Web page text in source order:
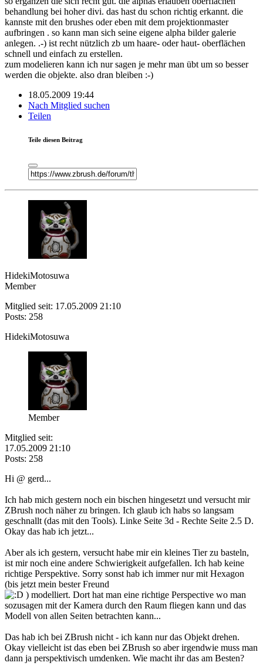
behandlung bei hoher divi. das hast du schon richtig erkannt. die
kannste mit den brushes oder eben mit dem projektionmaster
aufbringen . so kann man sich seine eigene alpha bilder galerie
anlegen. .-) ist recht nützlich zb um haare- oder haut- oberflächen
schnell und einfach zu erstellen.
zum modelieren kann ich nur sagen je mehr man übt um so besser
werden die objekte. also dran bleiben :-)
18.05.2009 19:44
Nach Mitglied suchen
Teilen
Teile diesen Beitrag
HidekiMotosuwa
Member
Mitglied seit: 17.05.2009 21:10
Posts: 258
HidekiMotosuwa
Member
Mitglied seit:
17.05.2009 21:10
Posts: 258
Hi @ gerd...
Ich hab mich gestern noch ein bischen hingesetzt und versucht mir
ZBrush noch näher zu bringen. Ich glaub ich habs so langsam
geschnallt (das mit den Tools). Linke Seite 3d - Rechte Seite 2.5 D.
Okay das hab ich jetzt...
Aber als ich gestern, versucht habe mir ein kleines Tier zu basteln,
ist mir noch eine andere Schwierigkeit aufgefallen. Ich hab keine
richtige Perspektive. Sorry sonst hab ich immer nur mit Hexagon
(bis jetzt mein bester Freund
) modelliert. Dort hat man eine richtige Perspective wo man
sozusagen mit der Kamera durch den Raum fliegen kann und das
Modell von allen Seiten betrachten kann...
Das hab ich bei ZBrush nicht - ich kann nur das Objekt drehen.
Okay vielleicht ist das eben bei ZBrush so aber irgendwie muss man
dann ja perspektivisch umdenken. Wie macht ihr das am Besten?